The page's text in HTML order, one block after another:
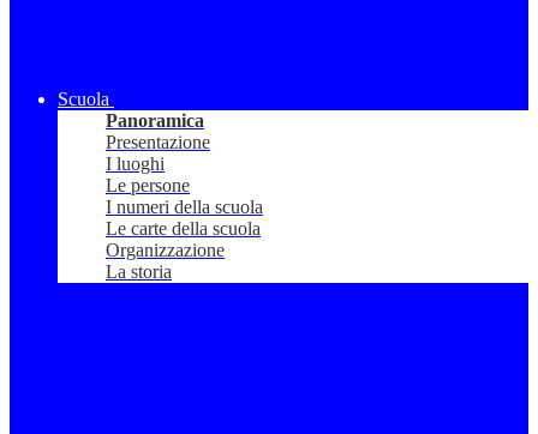
Scuola
Panoramica
Presentazione
I luoghi
Le persone
I numeri della scuola
Le carte della scuola
Organizzazione
La storia